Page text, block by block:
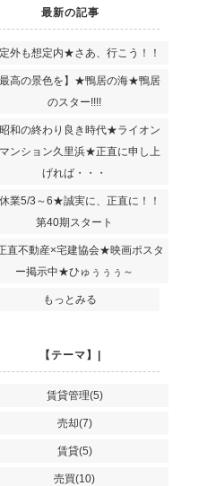
最新の記事
外も想定内★さあ、行こう！！
最高の景色を】★鴨居の海★鴨居
のスター!!!!
和の終わり良き時代★ライオン
ンション久里浜★正直に申し上
げれば・・・
業5/3～6★誠実に、正直に！！
第40期スタート
直不動産×宅建協会★映画ポスタ
ー掲示中★ひゅぅぅぅ～
もっとみる
【テーマ】|
賃貸管理(5)
売却(7)
賃貸(5)
売買(10)